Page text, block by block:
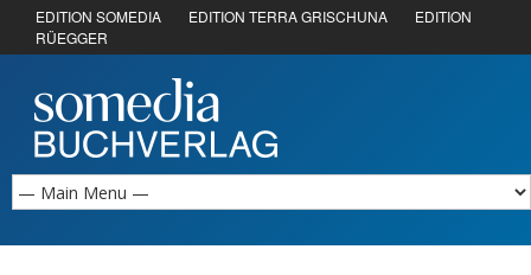
EDITION SOMEDIA EDITION TERRA GRISCHUNA
EDITION
RÜEGGER